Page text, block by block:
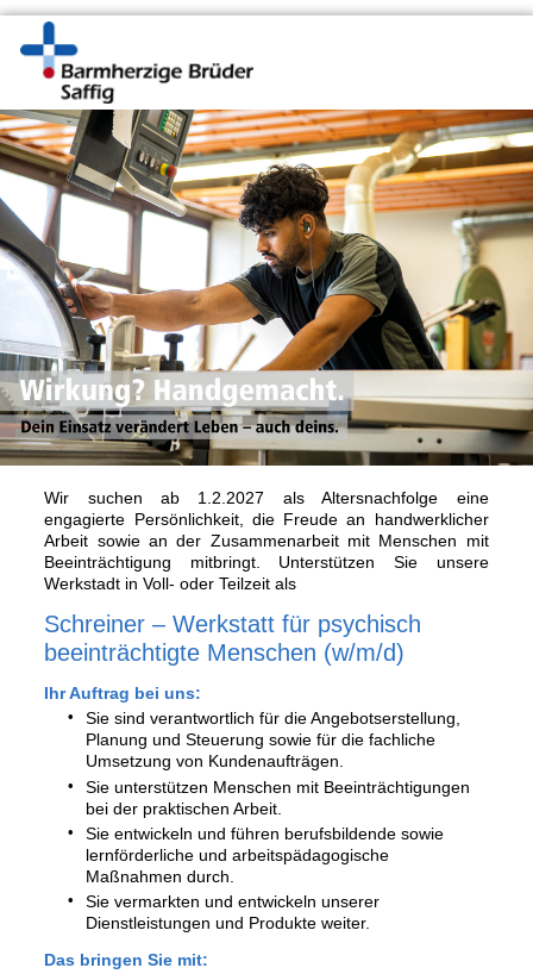
Wir suchen ab 1.2.2027 als Altersnachfolge eine
engagierte Persönlichkeit, die Freude an handwerklicher
Arbeit sowie an der Zusammenarbeit mit Menschen mit
Beeinträchtigung mitbringt. Unterstützen Sie unsere
Werkstadt in Voll- oder Teilzeit als
Schreiner – Werkstatt für psychisch
beeinträchtigte Menschen (w/m/d)
Ihr Auftrag bei uns:
Sie sind verantwortlich für die Angebotserstellung,
Planung und Steuerung sowie für die fachliche
Umsetzung von Kundenaufträgen.
Sie unterstützen Menschen mit Beeinträchtigungen
bei der praktischen Arbeit.
Sie entwickeln und führen berufsbildende sowie
lernförderliche und arbeitspädagogische
Maßnahmen durch.
Sie vermarkten und entwickeln unserer
Dienstleistungen und Produkte weiter.
Das bringen Sie mit: